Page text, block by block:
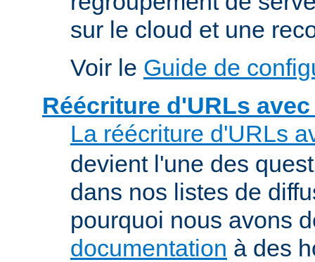
sur le cloud et une
Voir le Guide de
Réécriture d'URLs
La réécriture d'URLs
devient l'une des
dans nos listes de
pourquoi nous avons
documentation à des